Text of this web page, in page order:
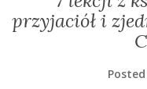
przyjaciół i